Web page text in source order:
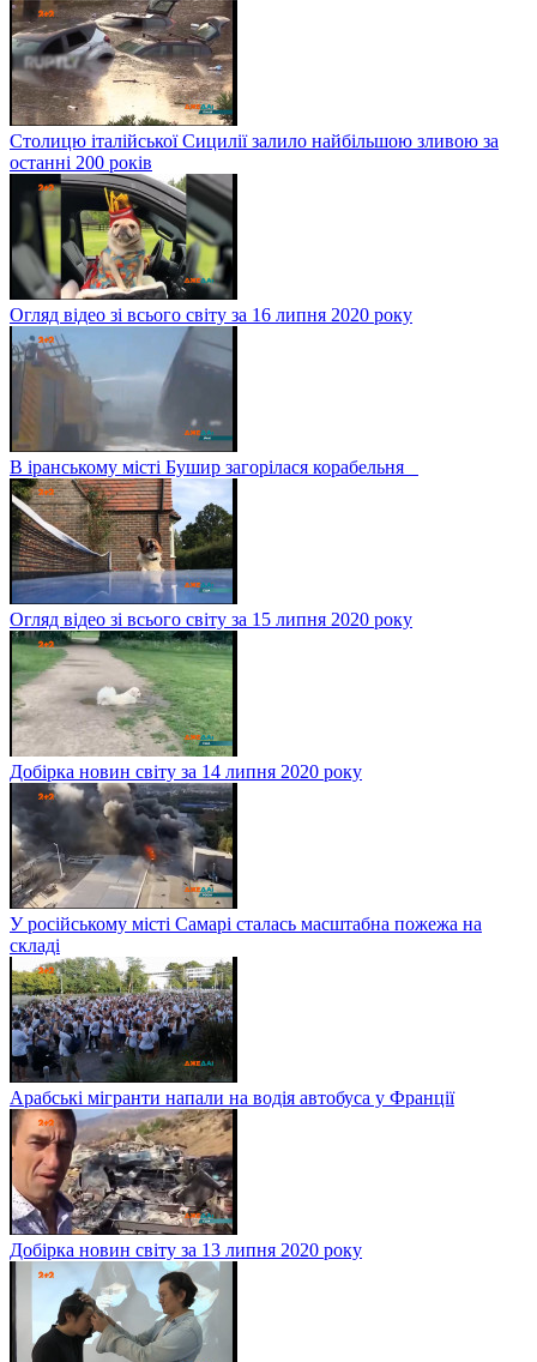
Столицю італійської Сицилії залило найбільшою зливою за
останні 200 років
Огляд відео зі всього світу за 16 липня 2020 року
В іранському місті Бушир загорілася корабельня
Огляд відео зі всього світу за 15 липня 2020 року
Добірка новин світу за 14 липня 2020 року
У російському місті Самарі сталась масштабна пожежа на
складі
Арабські мігранти напали на водія автобуса у Франції
Добірка новин світу за 13 липня 2020 року